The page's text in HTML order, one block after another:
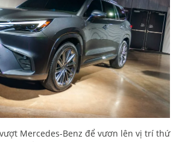
Mercedes-Benz để vươn lên vị trí thứ